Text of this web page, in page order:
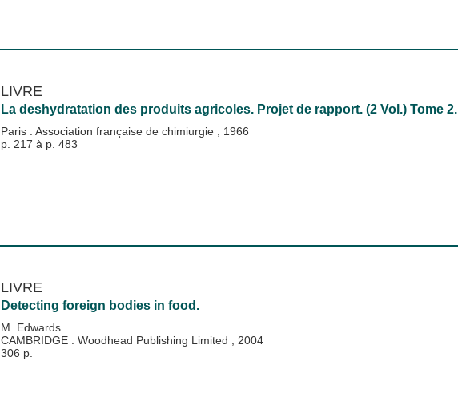
LIVRE
La deshydratation des produits agricoles. Projet de rapport. (2 Vol.) Tome 2.
Paris : Association française de chimiurgie ; 1966
p. 217 à p. 483
LIVRE
Detecting foreign bodies in food.
M. Edwards
CAMBRIDGE : Woodhead Publishing Limited ; 2004
306 p.